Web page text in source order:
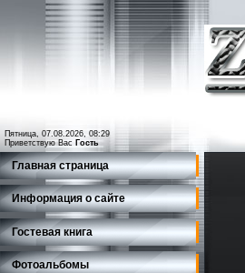
Пятница, 07.08.2026, 08:29
Приветствую Вас Гость
Главная страница
Информация о сайте
Гостевая книга
Фотоальбомы